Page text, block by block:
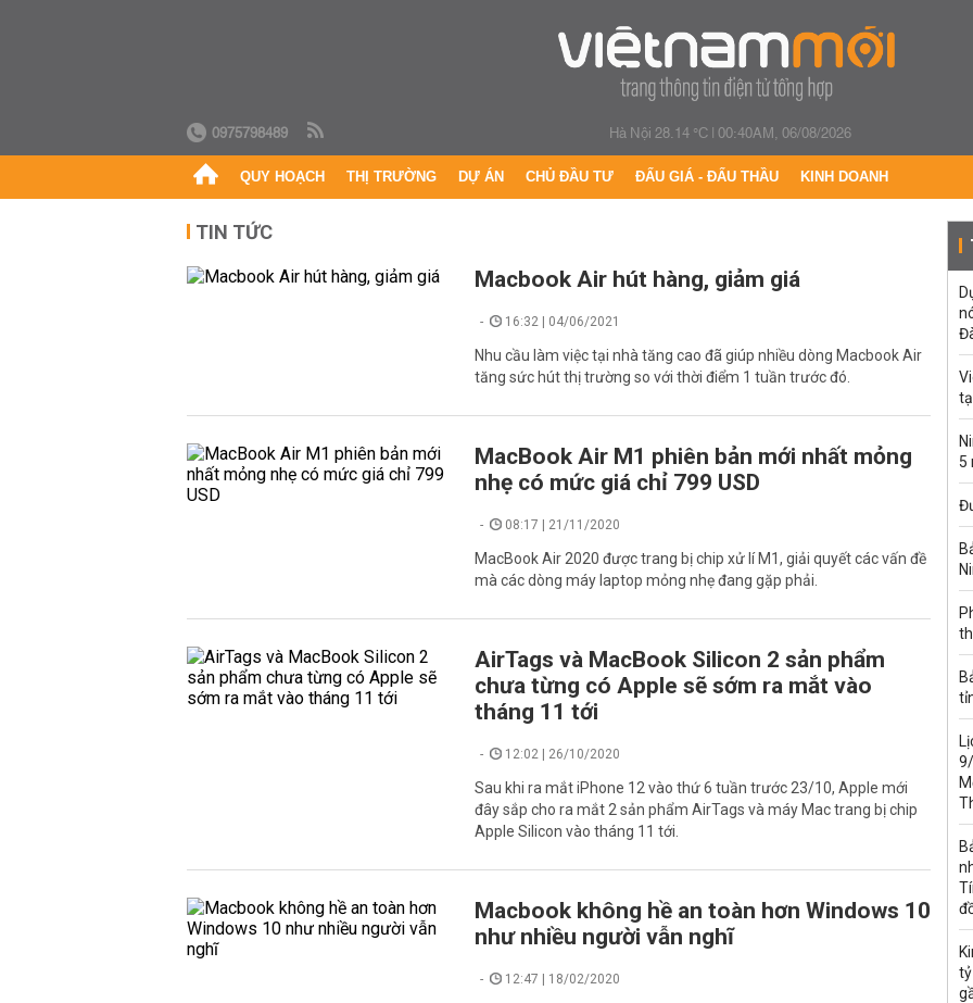
0975798489 Hà Nội 28.14 °C|00:40AM, 06/08/2026
QUY HOẠCH THỊ TRƯỜNG DỰ ÁN CHỦ ĐẦU TƯ ĐẤU GIÁ - ĐẤU THẦU KINH DOANH
TIN TỨC
Macbook Air hút hàng, giảm giá
16:32 | 04/06/2021
Nhu cầu làm việc tại nhà tăng cao đã giúp nhiều dòng Macbook Air
tăng sức hút thị trường so với thời điểm 1 tuần trước đó.
MacBook Air M1 phiên bản mới nhất mỏng
nhẹ có mức giá chỉ 799 USD
08:17 | 21/11/2020
MacBook Air 2020 được trang bị chip xử lí M1, giải quyết các vấn đề
mà các dòng máy laptop mỏng nhẹ đang gặp phải.
AirTags và MacBook Silicon 2 sản phẩm
chưa từng có Apple sẽ sớm ra mắt vào
tháng 11 tới
12:02 | 26/10/2020
Sau khi ra mắt iPhone 12 vào thứ 6 tuần trước 23/10, Apple mới
đây sắp cho ra mắt 2 sản phẩm AirTags và máy Mac trang bị chip
Apple Silicon vào tháng 11 tới.
Macbook không hề an toàn hơn Windows 10
như nhiều người vẫn nghĩ
12:47 | 18/02/2020
5